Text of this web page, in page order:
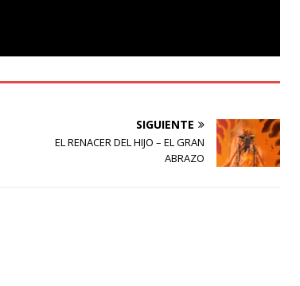
SIGUIENTE
EL RENACER DEL HIJO – EL GRAN
ABRAZO